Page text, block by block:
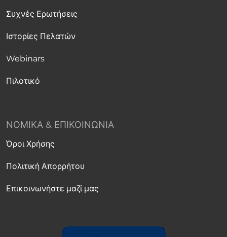
Συχνές Ερωτήσεις
Ιστορίες Πελατών
Webinars
Πιλοτικό
ΝΟΜΙΚΆ & ΕΠΙΚΟΙΝΩΝΊΑ
Όροι Χρήσης
Πολιτική Απορρήτου
Επικοινωνήστε μαζί μας